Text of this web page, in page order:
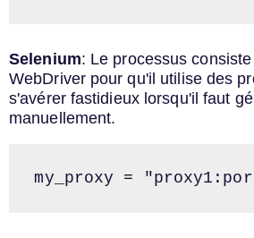
Selenium: Le processus
WebDriver pour qu'il utilise des
s'avérer fastidieux lorsqu'il faut
manuellement.
my_proxy =